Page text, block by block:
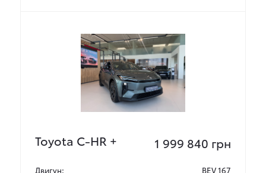
Toyota C-HR + 1 999 840 грн
Двигун:
BEV 167